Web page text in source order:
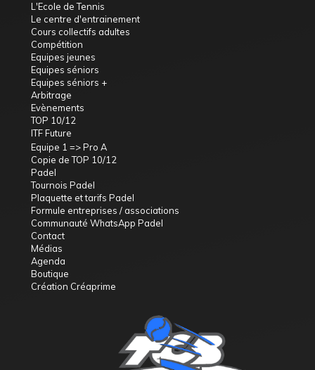
L'Ecole de Tennis
Le centre d'entrainement
Cours collectifs adultes
Compétition
Equipes jeunes
Equipes séniors
Equipes séniors +
Arbitrage
Evènements
TOP 10/12
ITF Future
Equipe 1 => Pro A
Copie de TOP 10/12
Padel
Tournois Padel
Plaquette et tarifs Padel
Formule entreprises / associations
Communauté WhatsApp Padel
Contact
Médias
Agenda
Boutique
Création Créaprime